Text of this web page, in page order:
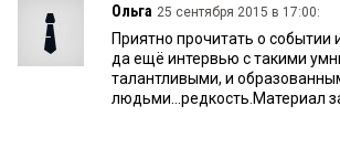
Ольга 25 сентября 2015 в 17:00:
Приятно прочитать о событии
да ещё интервью с такими
талантливыми, и
людьми...редкость.Материал